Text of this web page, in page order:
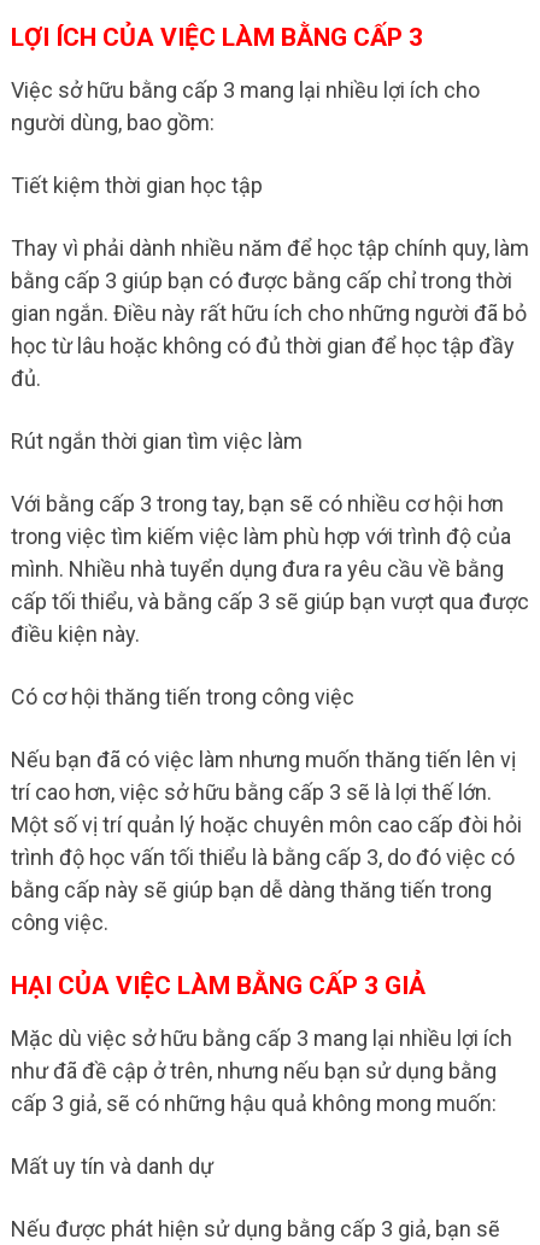
LỢI ÍCH CỦA VIỆC LÀM BẰNG CẤP 3
Việc sở hữu bằng cấp 3 mang lại nhiều lợi ích cho
người dùng, bao gồm:
Tiết kiệm thời gian học tập
Thay vì phải dành nhiều năm để học tập chính quy, làm
bằng cấp 3 giúp bạn có được bằng cấp chỉ trong thời
gian ngắn. Điều này rất hữu ích cho những người đã bỏ
học từ lâu hoặc không có đủ thời gian để học tập đầy
đủ.
Rút ngắn thời gian tìm việc làm
Với bằng cấp 3 trong tay, bạn sẽ có nhiều cơ hội hơn
trong việc tìm kiếm việc làm phù hợp với trình độ của
mình. Nhiều nhà tuyển dụng đưa ra yêu cầu về bằng
cấp tối thiểu, và bằng cấp 3 sẽ giúp bạn vượt qua được
điều kiện này.
Có cơ hội thăng tiến trong công việc
Nếu bạn đã có việc làm nhưng muốn thăng tiến lên vị
trí cao hơn, việc sở hữu bằng cấp 3 sẽ là lợi thế lớn.
Một số vị trí quản lý hoặc chuyên môn cao cấp đòi hỏi
trình độ học vấn tối thiểu là bằng cấp 3, do đó việc có
bằng cấp này sẽ giúp bạn dễ dàng thăng tiến trong
công việc.
HẠI CỦA VIỆC LÀM BẰNG CẤP 3 GIẢ
Mặc dù việc sở hữu bằng cấp 3 mang lại nhiều lợi ích
như đã đề cập ở trên, nhưng nếu bạn sử dụng bằng
cấp 3 giả, sẽ có những hậu quả không mong muốn:
Mất uy tín và danh dự
Nếu được phát hiện sử dụng bằng cấp 3 giả, bạn sẽ